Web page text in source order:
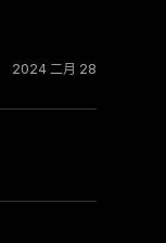
2024 二月 28